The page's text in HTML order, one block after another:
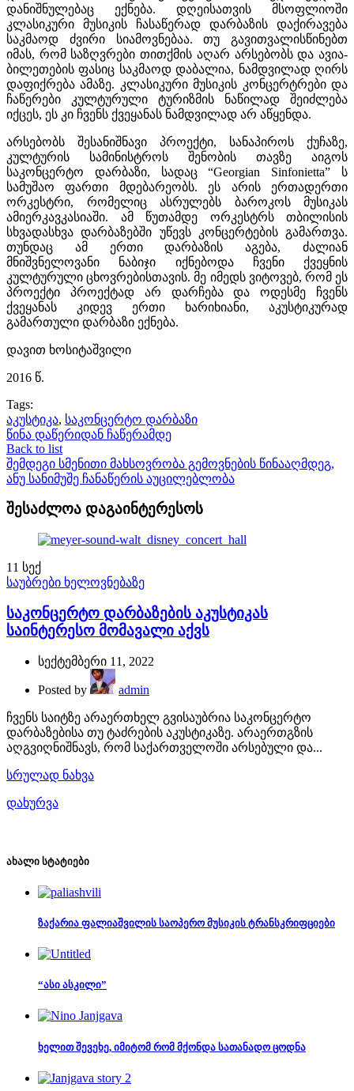
დანიშნულებაც ექნება. დღეისათვის მსოფლიოში
კლასიკური მუსიკის ჩასაწერად დარბაზის დაქირავება
საკმაოდ ძვირი სიამოვნებაა. თუ გავითვალისწინებთ
იმას, რომ საზღვრები თითქმის აღარ არსებობს და ავია-
ბილეთების ფასიც საკმაოდ დაბალია, ნამდვილად ღირს
დაფიქრება ამაზე. კლასიკური მუსიკის კონცერტრები და
ჩაწერები კულტურული ტურიზმის ნაწილად შეიძლება
იქცეს, ეს კი ჩვენს ქვეყანას ნამდვილად არ აწყენდა.
არსებობს შესანიშნავი პროექტი, სანაპიროს ქუჩაზე,
კულტურის სამინისტროს შენობის თავზე აიგოს
საკონცერტო დარბაზი, სადაც “Georgian Sinfonietta” ს
სამუშაო ფართი მდებარეობს. ეს არის ერთადერთი
ორკესტრი, რომელიც ასრულებს ბაროკოს მუსიკას
ამიერკავკასიაში. ამ წუთამდე ორკესტრს თბილისის
სხვადასხვა დარბაზებში უწევს კონცერტების გამართვა.
თუნდაც ამ ერთი დარბაზის აგება, ძალიან
მნიშვნელოვანი ნაბიჯი იქნებოდა ჩვენი ქვეყნის
კულტურული ცხოვრებისთავის. მე იმედს ვიტოვებ, რომ ეს
პროექტი პროექტად არ დარჩება და ოდესმე ჩვენს
ქვეყანას კიდევ ერთი ხარიხიანი, აკუსტიკურად
გამართული დარბაზი ექნება.
დავით ხოსიტაშვილი
2016 წ.
Tags:
აკუსტიკა, საკონცერტო დარბაზი
წინა დაწერიდან ჩაწერამდე
Back to list
შემდეგი სმენითი მახსოვრობა გემოვნების წინააღმდეგ,
ანუ სანიმუშე ჩანაწერის აუცილებლობა
შესაძლოა დაგაინტერესოს
11 სექ
საუბრები ხელოვნებაზე
საკონცერტო დარბაზების აკუსტიკას
საინტერესო მომავალი აქვს
სექტემბერი 11, 2022
Posted by admin
ჩვენს საიტზე არაერთხელ გვისაუბრია საკონცერტო
დარბაზებისა თუ ტაძრების აკუსტიკაზე. არაერთგზის
აღგვიღნიშნავს, რომ საქართველოში არსებული და...
სრულად ნახვა
დახურვა
ახალი სტატიები
ზაქარია ფალიაშვილის საოპერო მუსიკის ტრანსკრიფციები
“ასი ასკილი”
ხელით შევეხე, იმიტომ რომ მქონდა სათანადო ცოდნა